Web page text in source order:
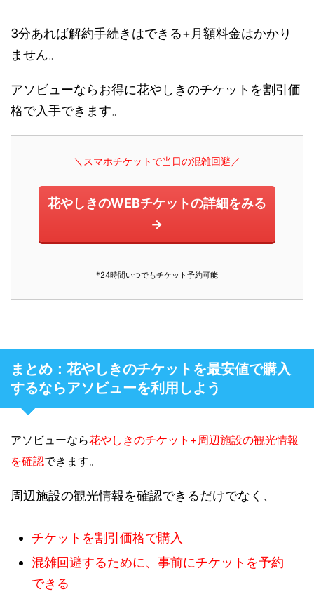
3分あれば解約手続きはできる+月額料金はかかり
ません。
アソビューならお得に花やしきのチケットを割引価
格で入手できます。
＼スマホチケットで当日の混雑回避／
花やしきのWEBチケットの詳細をみる
→
*24時間いつでもチケット予約可能
まとめ：花やしきのチケットを最安値で購入
するならアソビューを利用しよう
アソビューなら花やしきのチケット+周辺施設の観光情報
を確認できます。
周辺施設の観光情報を確認できるだけでなく、
チケットを割引価格で購入
混雑回避するために、事前にチケットを予約
できる